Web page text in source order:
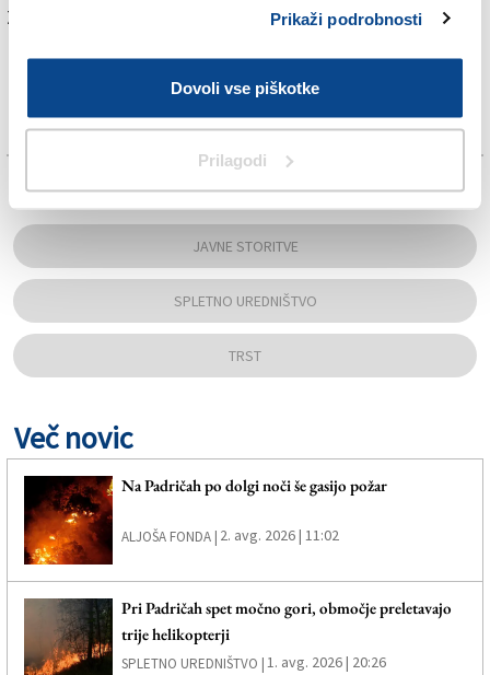
Prikaži podrobnosti
Dovoli vse piškotke
Prilagodi
Za branje in pisanje komentarjevje potrebna prijava
TAGS:
JAVNE STORITVE
SPLETNO UREDNIŠTVO
TRST
Več novic
Na Padričah po dolgi noči še gasijo požar
ALJOŠA FONDA | 2. avg. 2026 | 11:02
Pri Padričah spet močno gori, območje preletavajo
trije helikopterji
SPLETNO UREDNIŠTVO |1. avg. 2026 | 20:26